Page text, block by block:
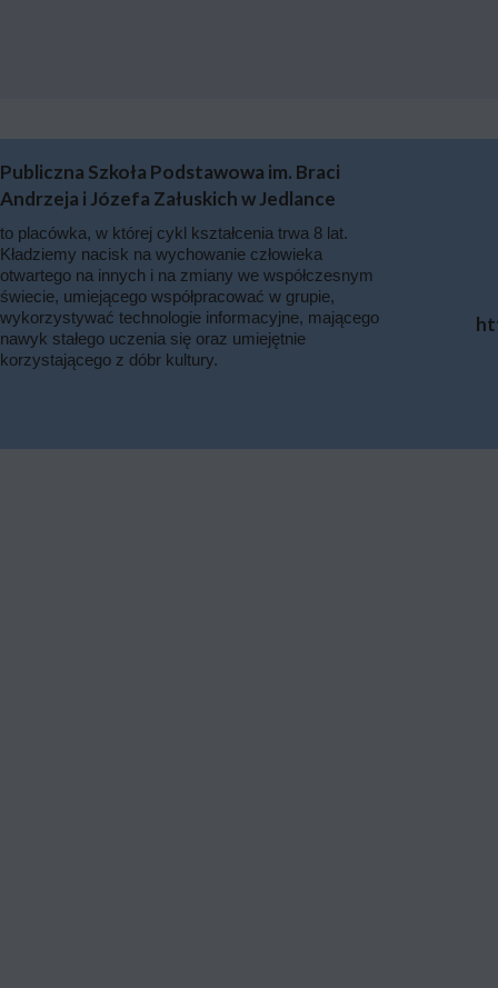
to placówka, w której cykl kształcenia trwa 8 lat.
Kładziemy nacisk na wychowanie człowieka
otwartego na innych i na zmiany we współczesnym
świecie, umiejącego współpracować w grupie,
wykorzystywać technologie informacyjne, mającego
nawyk stałego uczenia się oraz umiejętnie
korzystającego z dóbr kultury.
Publiczna Szkoła Podstawowa im. Braci
Andrzeja i Józefa Załuskich w Jedlance